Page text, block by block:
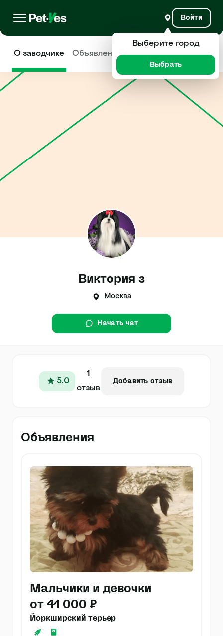
Войти
О заводчике Объявления Отзывы
Виктория з
Москва
Начать чат
5.0
1
отзыв
Добавить отзыв
Объявления
Мальчики и девочки
от 41 000 ₽
Йоркширский терьер
Выберите город
Выбрать